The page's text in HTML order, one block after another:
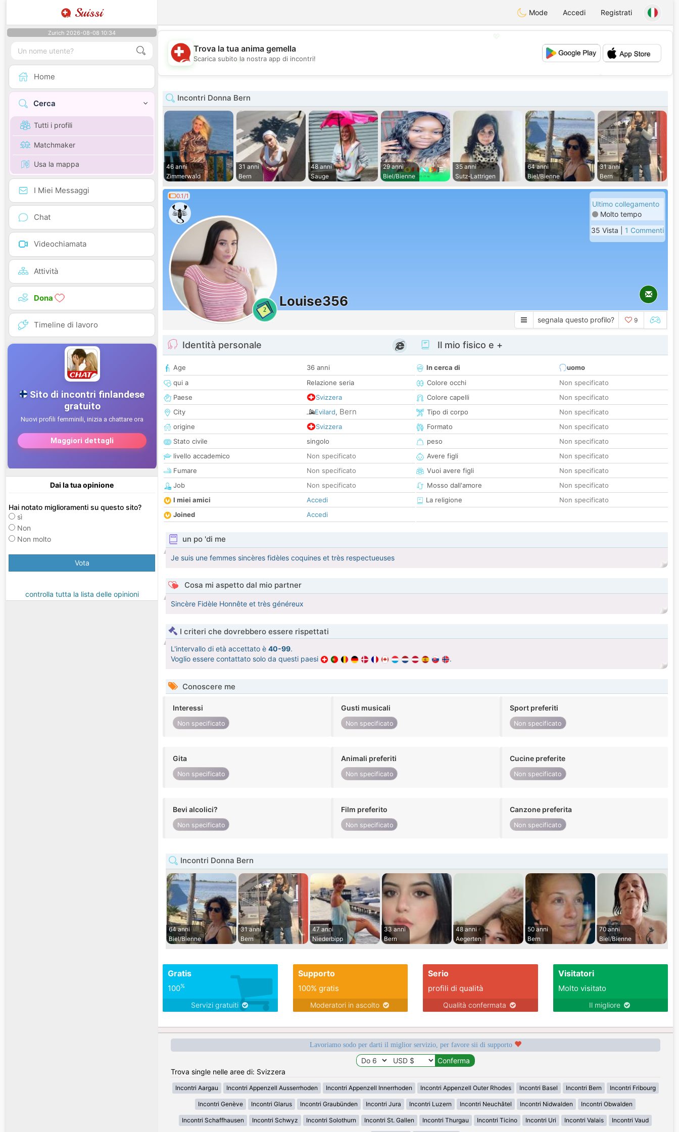
Suissi Mode Accedi Registrati
Zurich 2026-08-08 10:34
Home
Cerca
Tutti i profili
Matchmaker
Usa la mappa
I Miei Messaggi
Chat
Videochiamata
Attività
Dona
Timeline di lavoro
Dai la tua opinione
Hai notato miglioramenti su questo sito?
sì
Non
Non molto
Vota
controlla tutta la lista delle opinioni
💖
💕
Trova la tua anima gemella
Scarica subito la nostra app di incontri!
Incontri Donna Bern
46 anni
Zimmerwald
31 anni
Bern
48 anni
Sauge
29 anni
Biel/Bienne
35 anni
Sutz-Lattrigen
64 anni
Biel/Bienne
31 anni
Bern
0.1/1
2
Louise356
Ultimo collegamento
Molto tempo
35 Vista | 1 Commenti
segnala questo profilo? 9
Identità personale
Age
36 anni
qui a
Relazione seria
Paese
Svizzera
City
Evilard, Bern
origine
Svizzera
Stato civile
singolo
livello accademico
Non specificato
Fumare
Non specificato
Job
Non specificato
I miei amici
Accedi
Joined
Accedi
Il mio fisico e +
In cerca di
uomo
Colore occhi
Non specificato
Colore capelli
Non specificato
Tipo di corpo
Non specificato
Formato
Non specificato
peso
Non specificato
Avere figli
Non specificato
Vuoi avere figli
Non specificato
Mosso dall'amore
Non specificato
La religione
Non specificato
un po 'di me
Je suis une femmes sincères fidèles coquines et très respectueuses
Cosa mi aspetto dal mio partner
Sincère Fidèle Honnête et très généreux
I criteri che dovrebbero essere rispettati
L'intervallo di età accettato è 40-99.
Voglio essere contattato solo da questi paesi
.
Conoscere me
Interessi
Non specificato
Gusti musicali
Non specificato
Sport preferiti
Non specificato
Gita
Non specificato
Animali preferiti
Non specificato
Cucine preferite
Non specificato
Bevi alcolici?
Non specificato
Film preferito
Non specificato
Canzone preferita
Non specificato
Incontri Donna Bern
64 anni
Biel/Bienne
31 anni
Bern
47 anni
Niederbipp
33 anni
Bern
48 anni
Aegerten
50 anni
Bern
70 anni
Biel/Bienne
Gratis
100%
Servizi gratuiti
Supporto
100% gratis
Moderatori in ascolto
Serio
profili di qualità
Qualità confermata
Visitatori
Molto visitato
Il migliore
Lavoriamo sodo per darti il miglior servizio, per favore sii di supporto
Trova single nelle aree di: Svizzera
Incontri Aargau Incontri Appenzell Ausserrhoden Incontri Appenzell Innerrhoden Incontri Appenzell Outer Rhodes Incontri Basel Incontri Bern Incontri Fribourg
Incontri Genève Incontri Glarus Incontri Graubünden Incontri Jura Incontri Luzern Incontri Neuchâtel Incontri Nidwalden Incontri Obwalden
Incontri Schaffhausen Incontri Schwyz Incontri Solothurn Incontri St. Gallen Incontri Thurgau Incontri Ticino Incontri Uri Incontri Valais Incontri Vaud